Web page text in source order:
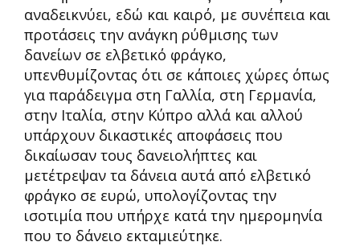
αναδεικνύει, εδώ και καιρό, με συνέπεια και
προτάσεις την ανάγκη ρύθμισης των
δανείων σε ελβετικό φράγκο,
υπενθυμίζοντας ότι σε κάποιες χώρες όπως
για παράδειγμα στη Γαλλία, στη Γερμανία,
στην Ιταλία, στην Κύπρο αλλά και αλλού
υπάρχουν δικαστικές αποφάσεις που
δικαίωσαν τους δανειολήπτες και
μετέτρεψαν τα δάνεια αυτά από ελβετικό
φράγκο σε ευρώ, υπολογίζοντας την
ισοτιμία που υπήρχε κατά την ημερομηνία
που το δάνειο εκταμιεύτηκε.